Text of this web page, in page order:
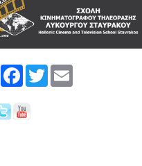
Share FacebookTwitter